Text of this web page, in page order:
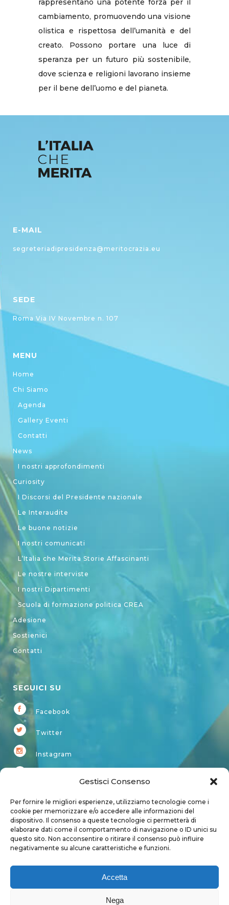
Gestisci Consenso
Per fornire le migliori esperienze, utilizziamo tecnologie come i
cookie per memorizzare e/o accedere alle informazioni del
dispositivo. Il consenso a queste tecnologie ci permetterà di
elaborare dati come il comportamento di navigazione o ID unici su
questo sito. Non acconsentire o ritirare il consenso può influire
negativamente su alcune caratteristiche e funzioni.
Accetta
Nega
rappresentano una potente forza per il
cambiamento, promuovendo una visione
olistica e rispettosa dell’umanità e del
creato. Possono portare una luce di
speranza per un futuro più sostenibile,
dove scienza e religioni lavorano insieme
per il bene dell’uomo e del pianeta.
E-MAIL
segreteriadipresidenza@meritocrazia.eu
SEDE
Roma Via IV Novembre n. 107
MENU
Home
Chi Siamo
Agenda
Gallery Eventi
Contatti
News
I nostri approfondimenti
Curiosity
I Discorsi del Presidente nazionale
Le Interaudite
Le buone notizie
I nostri comunicati
L’Italia che Merita Storie Affascinanti
Le nostre interviste
I nostri Dipartimenti
Scuola di formazione politica CREA
Adesione
Sostienici
Contatti
SEGUICI SU
Facebook
Twitter
Instagram
Account
Login